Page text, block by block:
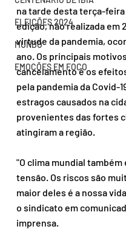
ELEIÇÕES 2024
MUNDO
EMOÇÕES EM FOCO
na tarde desta terça-feira
edição, não realizada em
virtude da pandemia,
ano. Os principais
cancelamento é os
pela pandemia da Covid-
estragos causados na
provenientes das fortes
atingiram a região.
"O clima mundial também
tensão. Os riscos são
maior deles é a nossa
o sindicato em
imprensa.